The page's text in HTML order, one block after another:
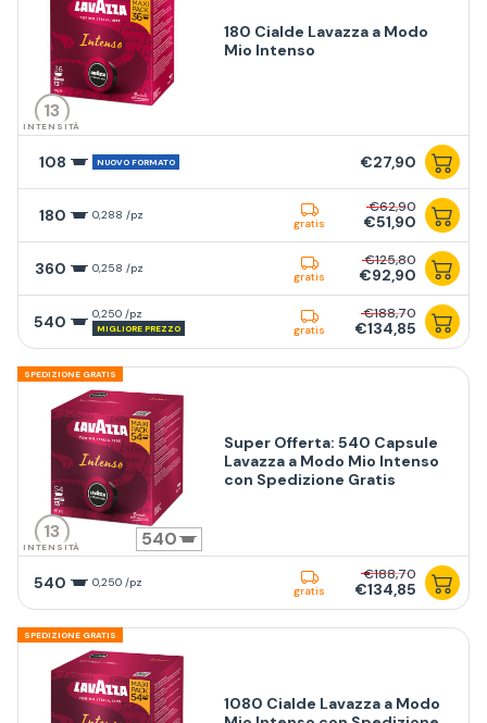
13
INTENSITÀ
180 Cialde Lavazza a Modo
Mio Intenso
108 NUOVO FORMATO €27,90
180 0,288 /pz
gratis
€62,90
€51,90
360 0,258 /pz
gratis
€125,80
€92,90
540 0,250 /pz
MIGLIORE PREZZO gratis
€188,70
€134,85
SPEDIZIONE GRATIS
13
INTENSITÀ 540
Super Offerta: 540 Capsule
Lavazza a Modo Mio Intenso
con Spedizione Gratis
540 0,250 /pz
gratis
€188,70
€134,85
SPEDIZIONE GRATIS
1080 Cialde Lavazza a Modo